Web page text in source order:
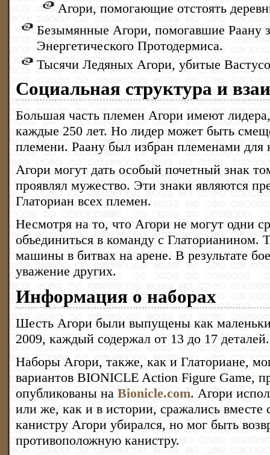
Агори, помогающие отстоять
Безымянные Агори, помогавшие Раану
Энергетического Протодермиса.
Тысячи Ледяных Агори, убитые
Социальная структура и
Большая часть племен Агори имеют
каждые 250 лет. Но лидер может быть
племени. Раану был избран племенами для
Агори могут дать особый почетный знак
проявлял мужество. Эти знаки являются
Глаториан всех племен.
Несмотря на то, что Агори не могут одни
объединиться в команду с Глаторианином.
машины в битвах на арене. В результате
уважение других.
Информация о наборах
Шесть Агори были выпущены как
2009, каждый содержал от 13 до 17 деталей.
Наборы Агори, также, как и Глаториане,
вариантов BIONICLE Action Figure Game,
опубликованы на Bionicle.com. Агори
или же, как и в истории, сражались
канистру Агори убирался, но мог быть
противоположную канистру.